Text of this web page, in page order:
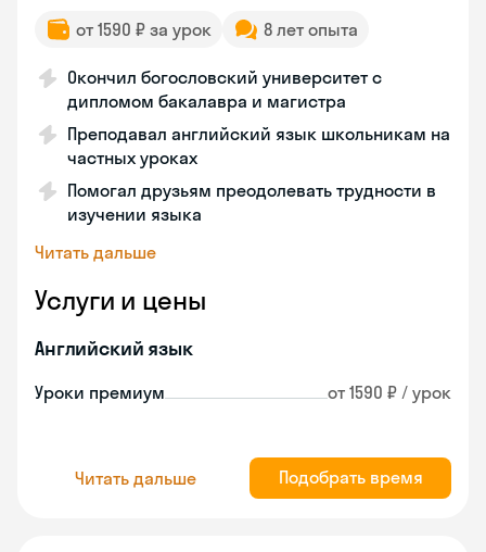
от 1590 ₽ за урок 8 лет опыта
Окончил богословский университет с
дипломом бакалавра и магистра
Преподавал английский язык школьникам на
частных уроках
Помогал друзьям преодолевать трудности в
изучении языка
Читать дальше
Услуги и цены
Английский язык
Уроки премиум от 1590 ₽ / урок
Читать дальше Подобрать время